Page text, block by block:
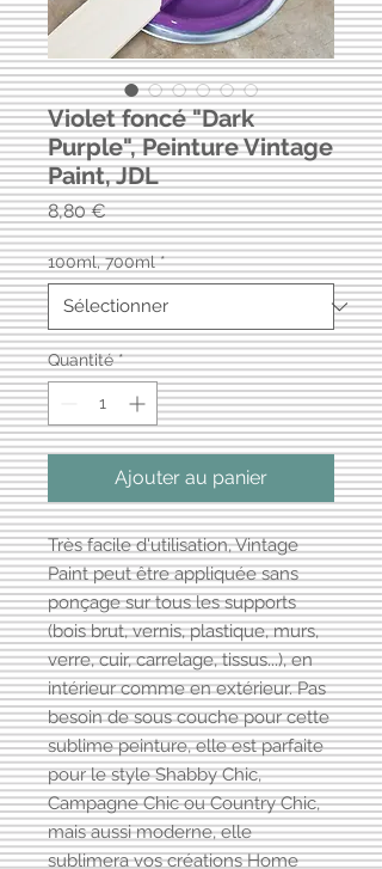
Violet foncé "Dark
Purple", Peinture Vintage
Paint, JDL
8,80 €Prix
100ml, 700ml *
Quantité *
Ajouter au panier
Très facile d'utilisation, Vintage
Paint peut être appliquée sans
ponçage sur tous les supports
(bois brut, vernis, plastique, murs,
verre, cuir, carrelage, tissus...), en
intérieur comme en extérieur. Pas
besoin de sous couche pour cette
sublime peinture, elle est parfaite
pour le style Shabby Chic,
Campagne Chic ou Country Chic,
mais aussi moderne, elle
sublimera vos créations Home